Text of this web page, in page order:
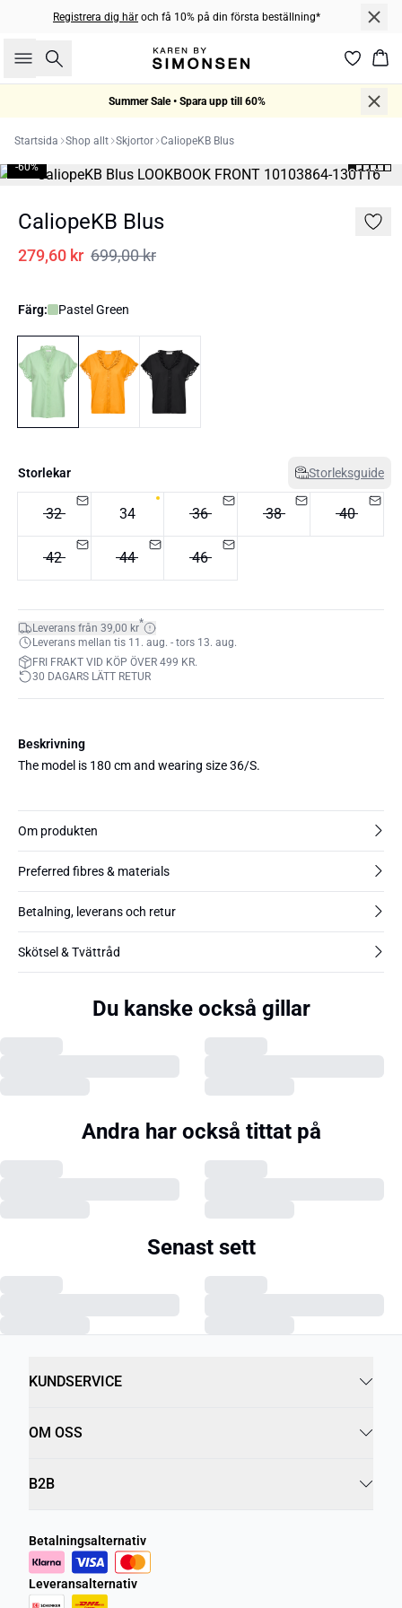
Registrera dig här och få 10% på din första beställning*
Sök
Summer Sale • Spara upp till 60%
Startsida Shop allt Skjortor CaliopeKB Blus
-60%
CaliopeKB Blus
279,60 kr 699,00 kr
Färg: Pastel Green
Storlekar Storleksguide
32 34 36 38 40
42 44 46
Leverans från 39,00 kr*
Leverans mellan tis 11. aug. - tors 13. aug.
FRI FRAKT VID KÖP ÖVER 499 KR.
30 DAGARS LÄTT RETUR
Beskrivning
The model is 180 cm and wearing size 36/S.
Om produkten
Preferred fibres & materials
Betalning, leverans och retur
Skötsel & Tvättråd
Du kanske också gillar
Andra har också tittat på
Senast sett
KUNDSERVICE
OM OSS
B2B
Betalningsalternativ
Leveransalternativ